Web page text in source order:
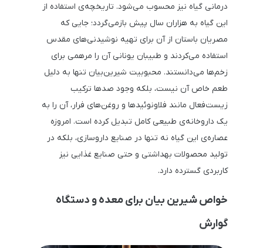
درمانی گیاه نیز محسوب می‌شود. تاریخچه‌ی استفاده از
این گیاه به هزاران سال پیش بازمی‌گردد؛ جایی که
مصریان باستان از آن برای تهیه نوشیدنی‌های مقدس
استفاده می‌کردند و طبیبان یونانی آن را مرهمی برای
زخم‌ها می‌دانستند. محبوبیت شیرین‌بیان تنها به دلیل
طعم خاص آن نیست، بلکه وجود صدها ترکیب
زیست‌فعال مانند فلاونوئیدها و روغن‌های فرار، آن را به
یک داروخانه‌ی طبیعی کامل تبدیل کرده است. امروزه
عصاره‌ی این گیاه نه تنها در صنایع داروسازی، بلکه در
تولید محصولات بهداشتی و حتی صنایع غذایی نیز
کاربردی گسترده دارد.
خواص شیرین بیان برای معده و دستگاه
گوارش